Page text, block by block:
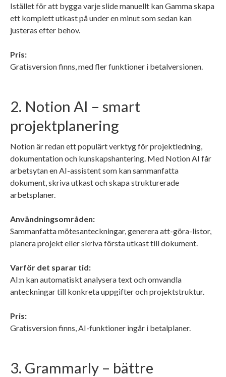
Istället för att bygga varje slide manuellt kan Gamma skapa
ett komplett utkast på under en minut som sedan kan
justeras efter behov.
Pris:
Gratisversion finns, med fler funktioner i betalversionen.
2. Notion AI – smart
projektplanering
Notion är redan ett populärt verktyg för projektledning,
dokumentation och kunskapshantering. Med Notion AI får
arbetsytan en AI-assistent som kan sammanfatta
dokument, skriva utkast och skapa strukturerade
arbetsplaner.
Användningsområden:
Sammanfatta mötesanteckningar, generera att-göra-listor,
planera projekt eller skriva första utkast till dokument.
Varför det sparar tid:
AI:n kan automatiskt analysera text och omvandla
anteckningar till konkreta uppgifter och projektstruktur.
Pris:
Gratisversion finns, AI-funktioner ingår i betalplaner.
3. Grammarly – bättre